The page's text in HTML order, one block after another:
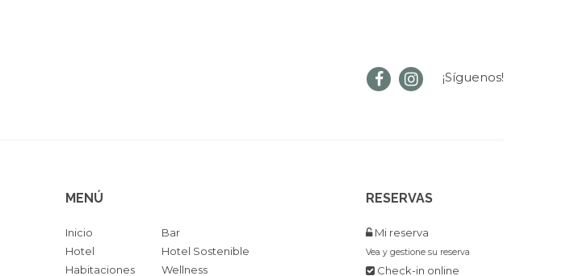
¡Síguenos!
MENÚ
Inicio
Hotel
Habitaciones
Bar
Hotel Sostenible
Wellness
RESERVAS
Mi reserva
Vea y gestione su reserva
Check-in online